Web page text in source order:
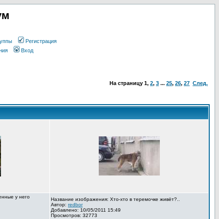
Регистрация
Вход
На страницу 1, 2, 3 ... 25, 26, 27 След.
у него
Название изображения: Хто-хто в теремочке живёт?..
Автор: redbor
Добавлено: 10/05/2011 15:49
Просмотров: 32773